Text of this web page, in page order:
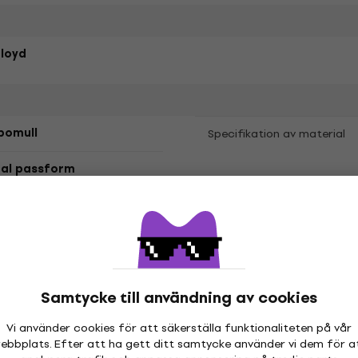
Samtycke till användning av cookies
Vi använder cookies för att säkerställa funktionaliteten på vår
Efter att ha gett ditt samtycke använder vi dem för
Specifikation av material
passform